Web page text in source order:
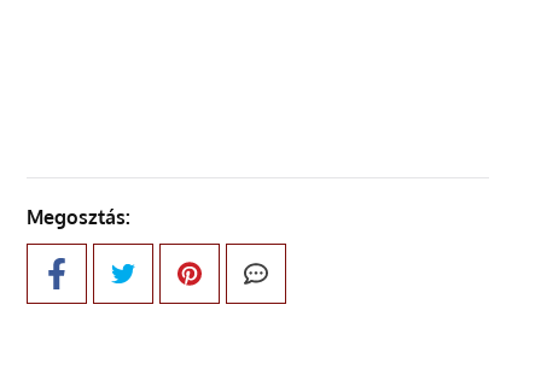
Megosztás: